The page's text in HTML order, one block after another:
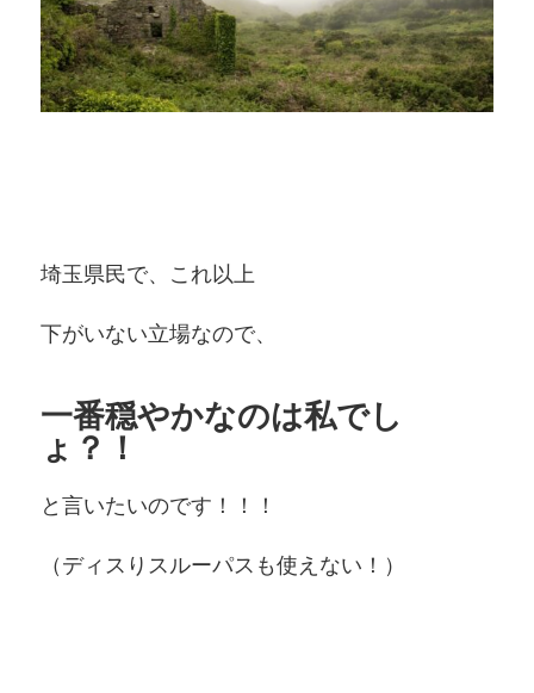
埼玉県民で、これ以上
下がいない立場なので、
一番穏やかなのは私でし
ょ？！
と言いたいのです！！！
（ディスりスルーパスも使えない！）